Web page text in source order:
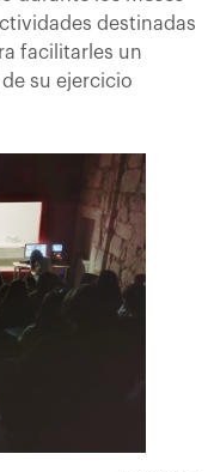
destinadas
facilitarles un
su ejercicio